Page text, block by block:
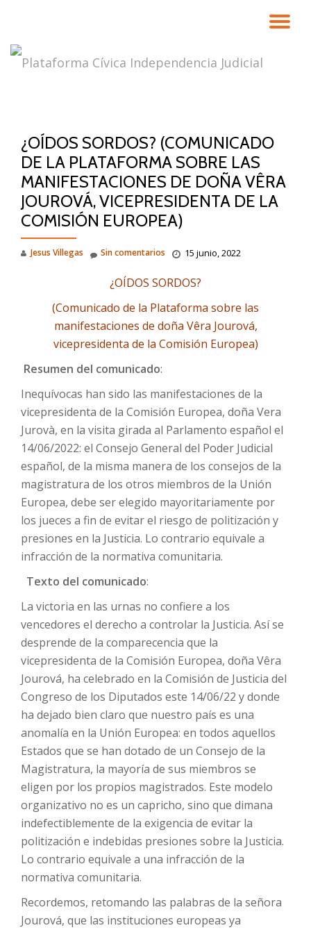
contenido
¿OÍDOS SORDOS? (COMUNICADO
DE LA PLATAFORMA SOBRE LAS
MANIFESTACIONES DE DOÑA VÊRA
JOUROVÁ, VICEPRESIDENTA DE LA
COMISIÓN EUROPEA)
Jesus Villegas 15 junio, 2022
Sin comentarios
¿OÍDOS SORDOS?
(Comunicado de la Plataforma sobre las
manifestaciones de doña Vêra Jourová,
vicepresidenta de la Comisión Europea)
Resumen del comunicado:
Inequívocas han sido las manifestaciones de la
vicepresidenta de la Comisión Europea, doña Vera
Jurovà, en la visita girada al Parlamento español el
14/06/2022: el Consejo General del Poder Judicial
español, de la misma manera de los consejos de la
magistratura de los otros miembros de la Unión
Europea, debe ser elegido mayoritariamente por
los jueces a fin de evitar el riesgo de politización y
presiones en la Justicia. Lo contrario equivale a
infracción de la normativa comunitaria.
Texto del comunicado:
La victoria en las urnas no confiere a los
vencedores el derecho a controlar la Justicia. Así se
desprende de la comparecencia que la
vicepresidenta de la Comisión Europea, doña Vêra
Jourová, ha celebrado en la Comisión de Justicia del
Congreso de los Diputados este 14/06/22 y donde
ha dejado bien claro que nuestro país es una
anomalía en la Unión Europea: en todos aquellos
Estados que se han dotado de un Consejo de la
Magistratura, la mayoría de sus miembros se
eligen por los propios magistrados. Este modelo
organizativo no es un capricho, sino que dimana
indefectiblemente de la exigencia de evitar la
politización e indebidas presiones sobre la Justicia.
Lo contrario equivale a una infracción de la
normativa comunitaria.
Recordemos, retomando las palabras de la señora
Jourová, que las instituciones europeas ya